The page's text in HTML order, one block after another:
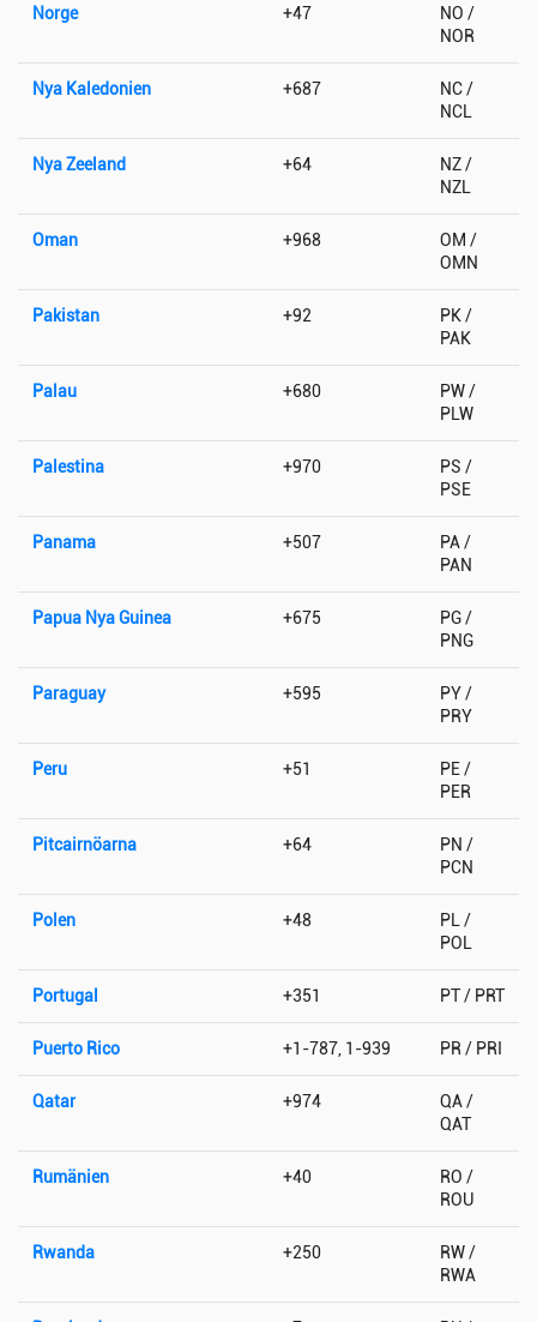
Norge +47
NO /
NOR
Nya Kaledonien +687
NC /
NCL
Nya Zeeland +64
NZ /
NZL
Oman +968
OM /
OMN
Pakistan +92
PK /
PAK
Palau +680
PW /
PLW
Palestina +970
PS /
PSE
Panama +507
PA /
PAN
Papua Nya Guinea +675
PG /
PNG
Paraguay +595
PY /
PRY
Peru +51
PE /
PER
Pitcairnöarna +64
PN /
PCN
Polen +48
PL /
POL
Portugal +351 PT / PRT
Puerto Rico +1-787, 1-939 PR / PRI
Qatar +974
QA /
QAT
Rumänien +40
RO /
ROU
Rwanda +250
RW /
RWA